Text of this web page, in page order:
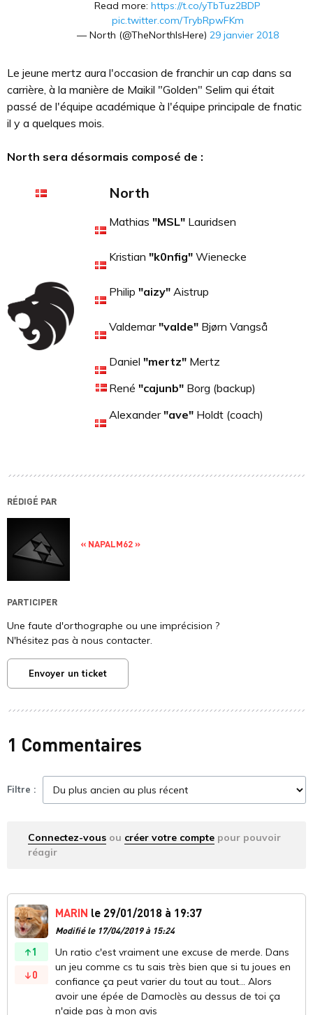
Read more: https://t.co/yTbTuz2BDP
pic.twitter.com/TrybRpwFKm
— North (@TheNorthIsHere) 29 janvier 2018
Le jeune mertz aura l'occasion de franchir un cap dans sa
carrière, à la manière de Maikil "Golden" Selim qui était
passé de l'équipe académique à l'équipe principale de fnatic
il y a quelques mois.
North sera désormais composé de :
North
Mathias "MSL" Lauridsen
Kristian "k0nfig" Wienecke
Philip "aizy" Aistrup
Valdemar"valde" Bjørn Vangså
Daniel "mertz" Mertz
René "cajunb" Borg (backup)
Alexander"ave" Holdt (coach)
RÉDIGÉ PAR
« NAPALM62 »
PARTICIPER
Une faute d'orthographe ou une imprécision ?
N'hésitez pas à nous contacter.
Envoyer un ticket
1 Commentaires
Filtre :
Connectez-vous ou créer votre compte pour pouvoir
réagir
1
0
MARIN le 29/01/2018 à 19:37
Modifié le 17/04/2019 à 15:24
Un ratio c'est vraiment une excuse de merde. Dans
un jeu comme cs tu sais très bien que si tu joues en
confiance ça peut varier du tout au tout... Alors
avoir une épée de Damoclès au dessus de toi ça
n'aide pas à mon avis